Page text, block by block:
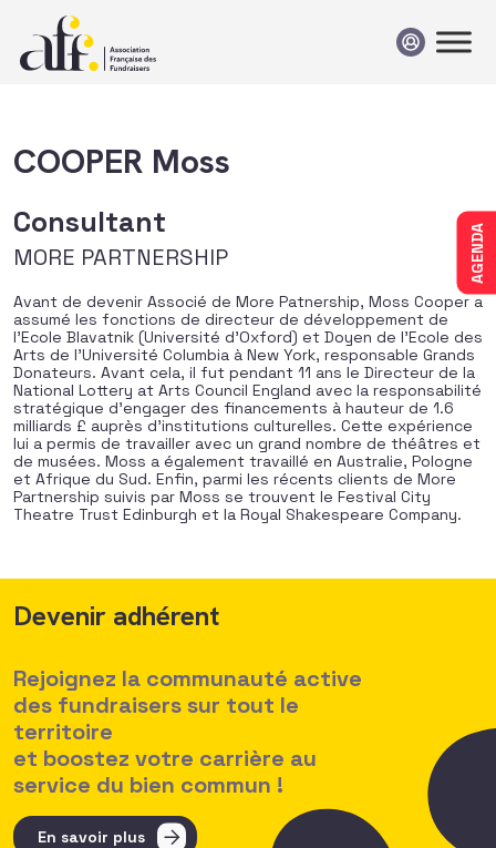
AGENDA
COOPER Moss
Consultant
MORE PARTNERSHIP
Avant de devenir Associé de More Patnership, Moss Cooper a
assumé les fonctions de directeur de développement de
l’Ecole Blavatnik (Université d’Oxford) et Doyen de l’Ecole des
Arts de l’Université Columbia à New York, responsable Grands
Donateurs. Avant cela, il fut pendant 11 ans le Directeur de la
National Lottery at Arts Council England avec la responsabilité
stratégique d’engager des financements à hauteur de 1.6
milliards £ auprès d’institutions culturelles. Cette expérience
lui a permis de travailler avec un grand nombre de théâtres et
de musées. Moss a également travaillé en Australie, Pologne
et Afrique du Sud. Enfin, parmi les récents clients de More
Partnership suivis par Moss se trouvent le Festival City
Theatre Trust Edinburgh et la Royal Shakespeare Company.
Devenir adhérent
Rejoignez la communauté active
des fundraisers sur tout le
territoire
et boostez votre carrière au
service du bien commun !
En savoir plus